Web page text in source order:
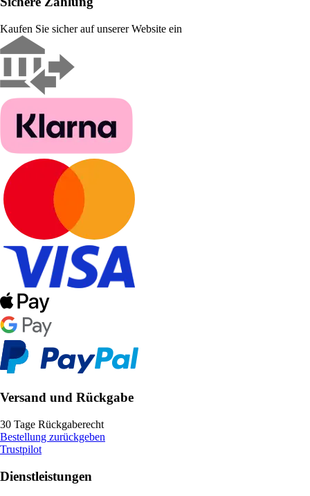
Kaufen Sie sicher auf unserer Website ein
Versand und Rückgabe
30 Tage Rückgaberecht
Bestellung zurückgeben
Trustpilot
Dienstleistungen